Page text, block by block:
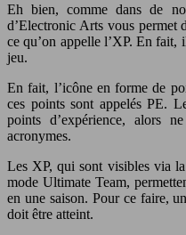
Eh bien, comme dans de
d’Electronic Arts vous permet
ce qu’on appelle l’XP. En
jeu.
En fait, l’icône en forme de
ces points sont appelés PE.
points d’expérience, alors
acronymes.
Les XP, qui sont visibles via
mode Ultimate Team,
en une saison. Pour ce faire,
doit être atteint.